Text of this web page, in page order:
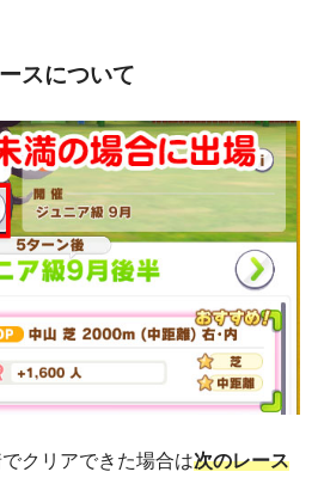
スについて
クリアできた場合は次のレース